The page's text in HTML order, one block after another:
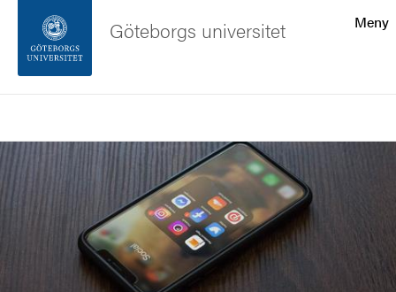
Sidfoten
Om webbplatsen
Meny
Göteborgs universitet
Bild